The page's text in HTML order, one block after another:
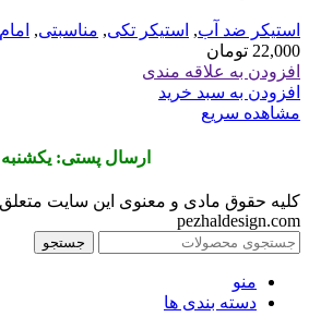
استیکر ضد آب, استیکر تکی, مناسبتی,
22,000 تومان
افزودن به علاقه مندی
افزودن به سبد خرید
مشاهده سریع
ارسال پستی: یکشنبه
کلیه حقوق مادی و معنوی این سایت متعلق
pezhaldesign.com
جستجو
منو
دسته بندی ها